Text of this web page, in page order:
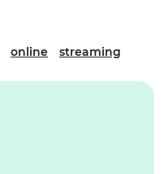
online
streaming